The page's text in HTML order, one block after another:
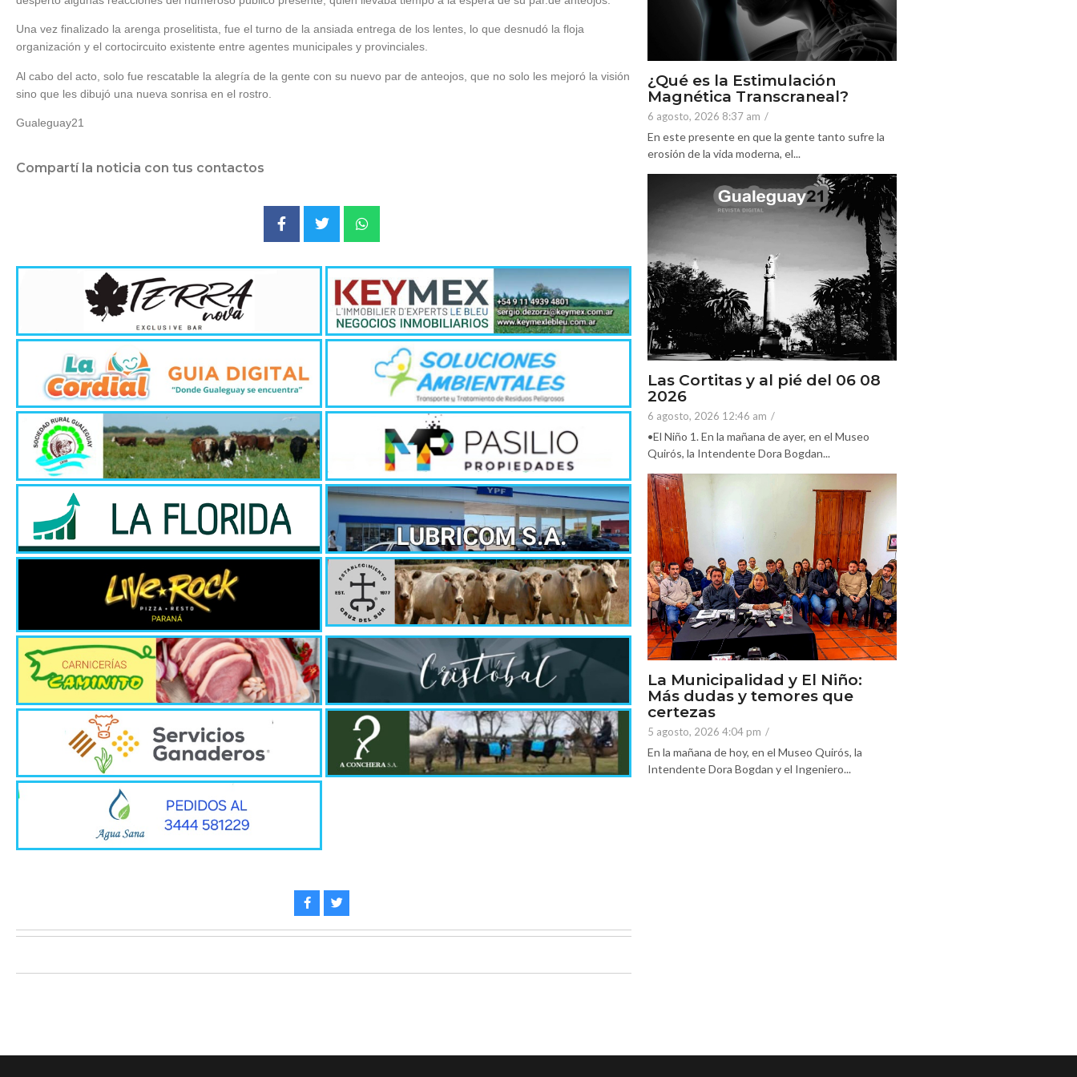
Una vez finalizado la arenga proselitista, fue el turno de la ansiada entrega de los lentes, lo que desnudó la floja
organización y el cortocircuito existente entre agentes municipales y provinciales.
Al cabo del acto, solo fue rescatable la alegría de la gente con su nuevo par de anteojos, que no solo les mejoró la visión
sino que les dibujó una nueva sonrisa en el rostro.
Gualeguay21
Compartí la noticia con tus contactos
¿Qué es la Estimulación
Magnética Transcraneal?
6 agosto, 2026 8:37 am /
En este presente en que la gente tanto sufre la
erosión de la vida moderna, el...
Las Cortitas y al pié del 06 08
2026
6 agosto, 2026 12:46 am /
•El Niño 1. En la mañana de ayer, en el Museo
Quirós, la Intendente Dora Bogdan...
La Municipalidad y El Niño:
Más dudas y temores que
certezas
5 agosto, 2026 4:04 pm /
En la mañana de hoy, en el Museo Quirós, la
Intendente Dora Bogdan y el Ingeniero...